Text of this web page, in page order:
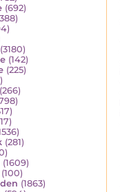
(692)
(3180)
(142)
(225)
(266)
(281)
(1609)
(100)
(1863)